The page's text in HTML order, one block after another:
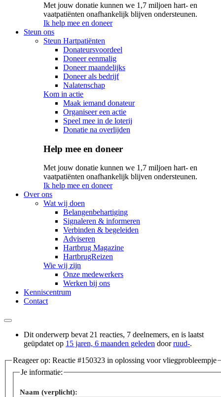
Met jouw donatie kunnen we 1,7 miljoen hart- en
vaatpatiënten onafhankelijk blijven ondersteunen.
Ik help mee en doneer
Steun ons
Steun Hartpatiënten
Donateursvoordeel
Doneer eenmalig
Doneer maandelijks
Doneer als bedrijf
Nalatenschap
Kom in actie
Maak iemand donateur
Organiseer een actie
Speel mee in de loterij
Donatie na overlijden
Help mee en doneer
Met jouw donatie kunnen we 1,7 miljoen hart- en
vaatpatiënten onafhankelijk blijven ondersteunen.
Ik help mee en doneer
Over ons
Wat wij doen
Belangenbehartiging
Signaleren & informeren
Verbinden & begeleiden
Adviseren
Hartbrug Magazine
HartbrugReizen
Wie wij zijn
Onze medewerkers
Werken bij ons
Kenniscentrum
Contact
Dit onderwerp bevat 21 reacties, 7 deelnemers, en is laatst
geüpdatet op 15 jaren, 6 maanden geleden doorruud-.
Reageer op: Reactie #150323 in oplossing voor vliegprobleempje
Je informatie:
Naam (verplicht):